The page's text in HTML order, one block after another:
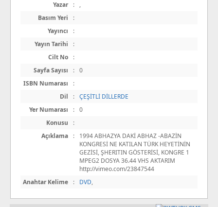
Yazar
:
,
Basım Yeri
:
Yayıncı
:
Yayın Tarihi
:
Cilt No
:
Sayfa Sayısı
: 0
ISBN Numarası
:
Dil
: ÇEŞİTLİ DİLLERDE
Yer Numarası
: 0
Konusu
:
Açıklama
:
1994 ABHAZYA DAKİ ABHAZ -ABAZİN
KONGRESİ NE KATILAN TÜRK HEYETİNİN
GEZİSİ, ŞHERITIN GÖSTERİSİ, KONGRE 1
MPEG2 DOSYA 36.44 VHS AKTARIM
http://vimeo.com/23847544
Anahtar Kelime
: DVD,